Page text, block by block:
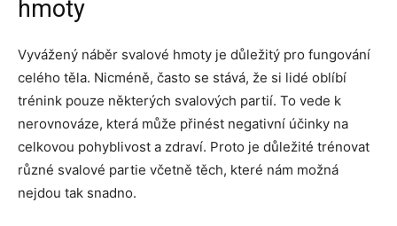
hmoty
Vyvážený náběr svalové hmoty je důležitý pro fungování
celého těla. Nicméně, často se stává, že si lidé oblíbí
trénink pouze některých svalových partií. To vede k
nerovnováze, která může přinést negativní účinky na
celkovou pohyblivost a zdraví. Proto je důležité trénovat
různé svalové partie včetně těch, které nám možná
nejdou tak snadno.